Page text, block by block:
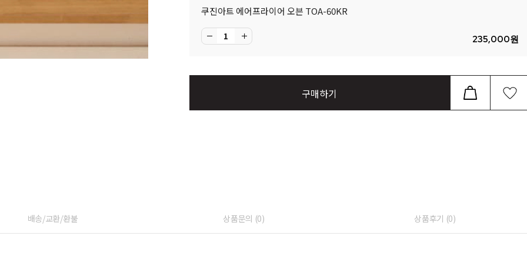
쿠진아트 에어프라이어 오븐 TOA-60KR
235,000원
구매하기
배송/교환/환불 상품문의 (0) 상품후기 (0)